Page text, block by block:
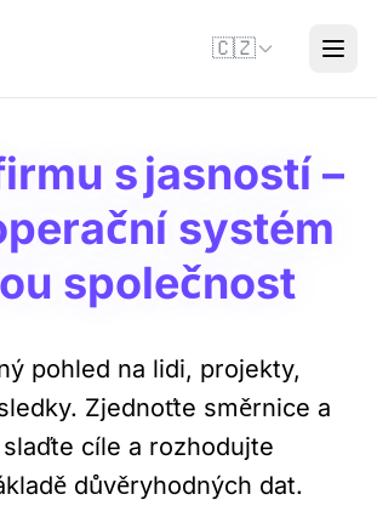
🇨🇿
s jasností –
systém
společnost
pohled na lidi, projekty,
Zjednoťte směrnice a
cíle a rozhodujte
důvěryhodných dat.